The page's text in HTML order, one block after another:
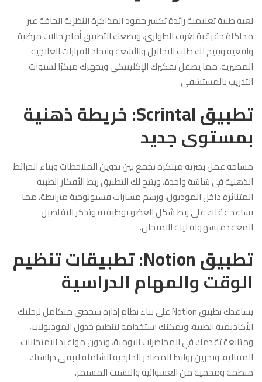
لعبة طبية تعليمية رائدة تكسر جمود المذاكرة النظرية الجافة عبر
محاكاة حقيقية لغرف الطوارئ، ويضعك التطبيق أمام حالات مرضية
واقعية ويتيح لك طلب التحاليل والأشعة واتخاذ القرارات العلاجية
المصيرية، مما يصقل تفكيرك الإكلينيكي ويجهزك مبكرًا لسنوات
التدريب بالمستشفى.
تطبيق Scrintal: خريطة ذهنية
بمستوى جديد
مساحة عمل بصرية مبتكرة تجمع بين تدوين الملاحظات وبناء الخرائط
الذهنية في شاشة واحدة، ويتيح لك التطبيق ربط الأفكار الطبية
المتناثرة داخل الموديول، ورسم مسارات فسيولوجية مترابطة، مما
يساعد عقلك على ربط شكل العضو بوظيفته وتذكر التفاصيل
المعقدة بسهولة ليلة الامتحان.
تطبيق Notion: تطبيقات تنظيم
الوقت والمهام الدراسية
يساعدك تطبيق Notion على بناء نظام إدارة شخصي متكامل لرحلتك
الأكاديمية الطبية، ويمكنك استخدامه لتنظيم جدول الموديولات،
ومتابعة تقدمك في المحاضرات اليومية، وتدون مواعيد الامتحانات
المتتالية، وتخزين روابط المصادر الخارجية الشاملة لتبقى دراستك
منظمة ومحمية من العشوائية والتشتت المستمر.